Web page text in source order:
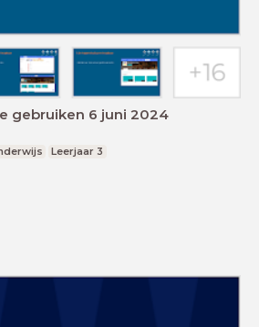
gebruiken 6 juni 2024
Leerjaar 3